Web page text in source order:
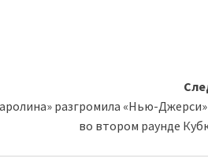
разгромила «Нью-
во втором раунде